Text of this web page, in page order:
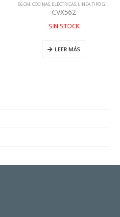
56 CM,COCINAS, ELÉCTRICAS, LINEA TIPO GASTRONOMICA
CVX562
SIN STOCK
LEER MÁS